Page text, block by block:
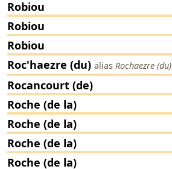
Robiou
Robiou
Robiou
Roc'haezre (du) alias Rochaezre (du)
Rocancourt (de)
Roche (de la)
Roche (de la)
Roche (de la)
Roche (de la)